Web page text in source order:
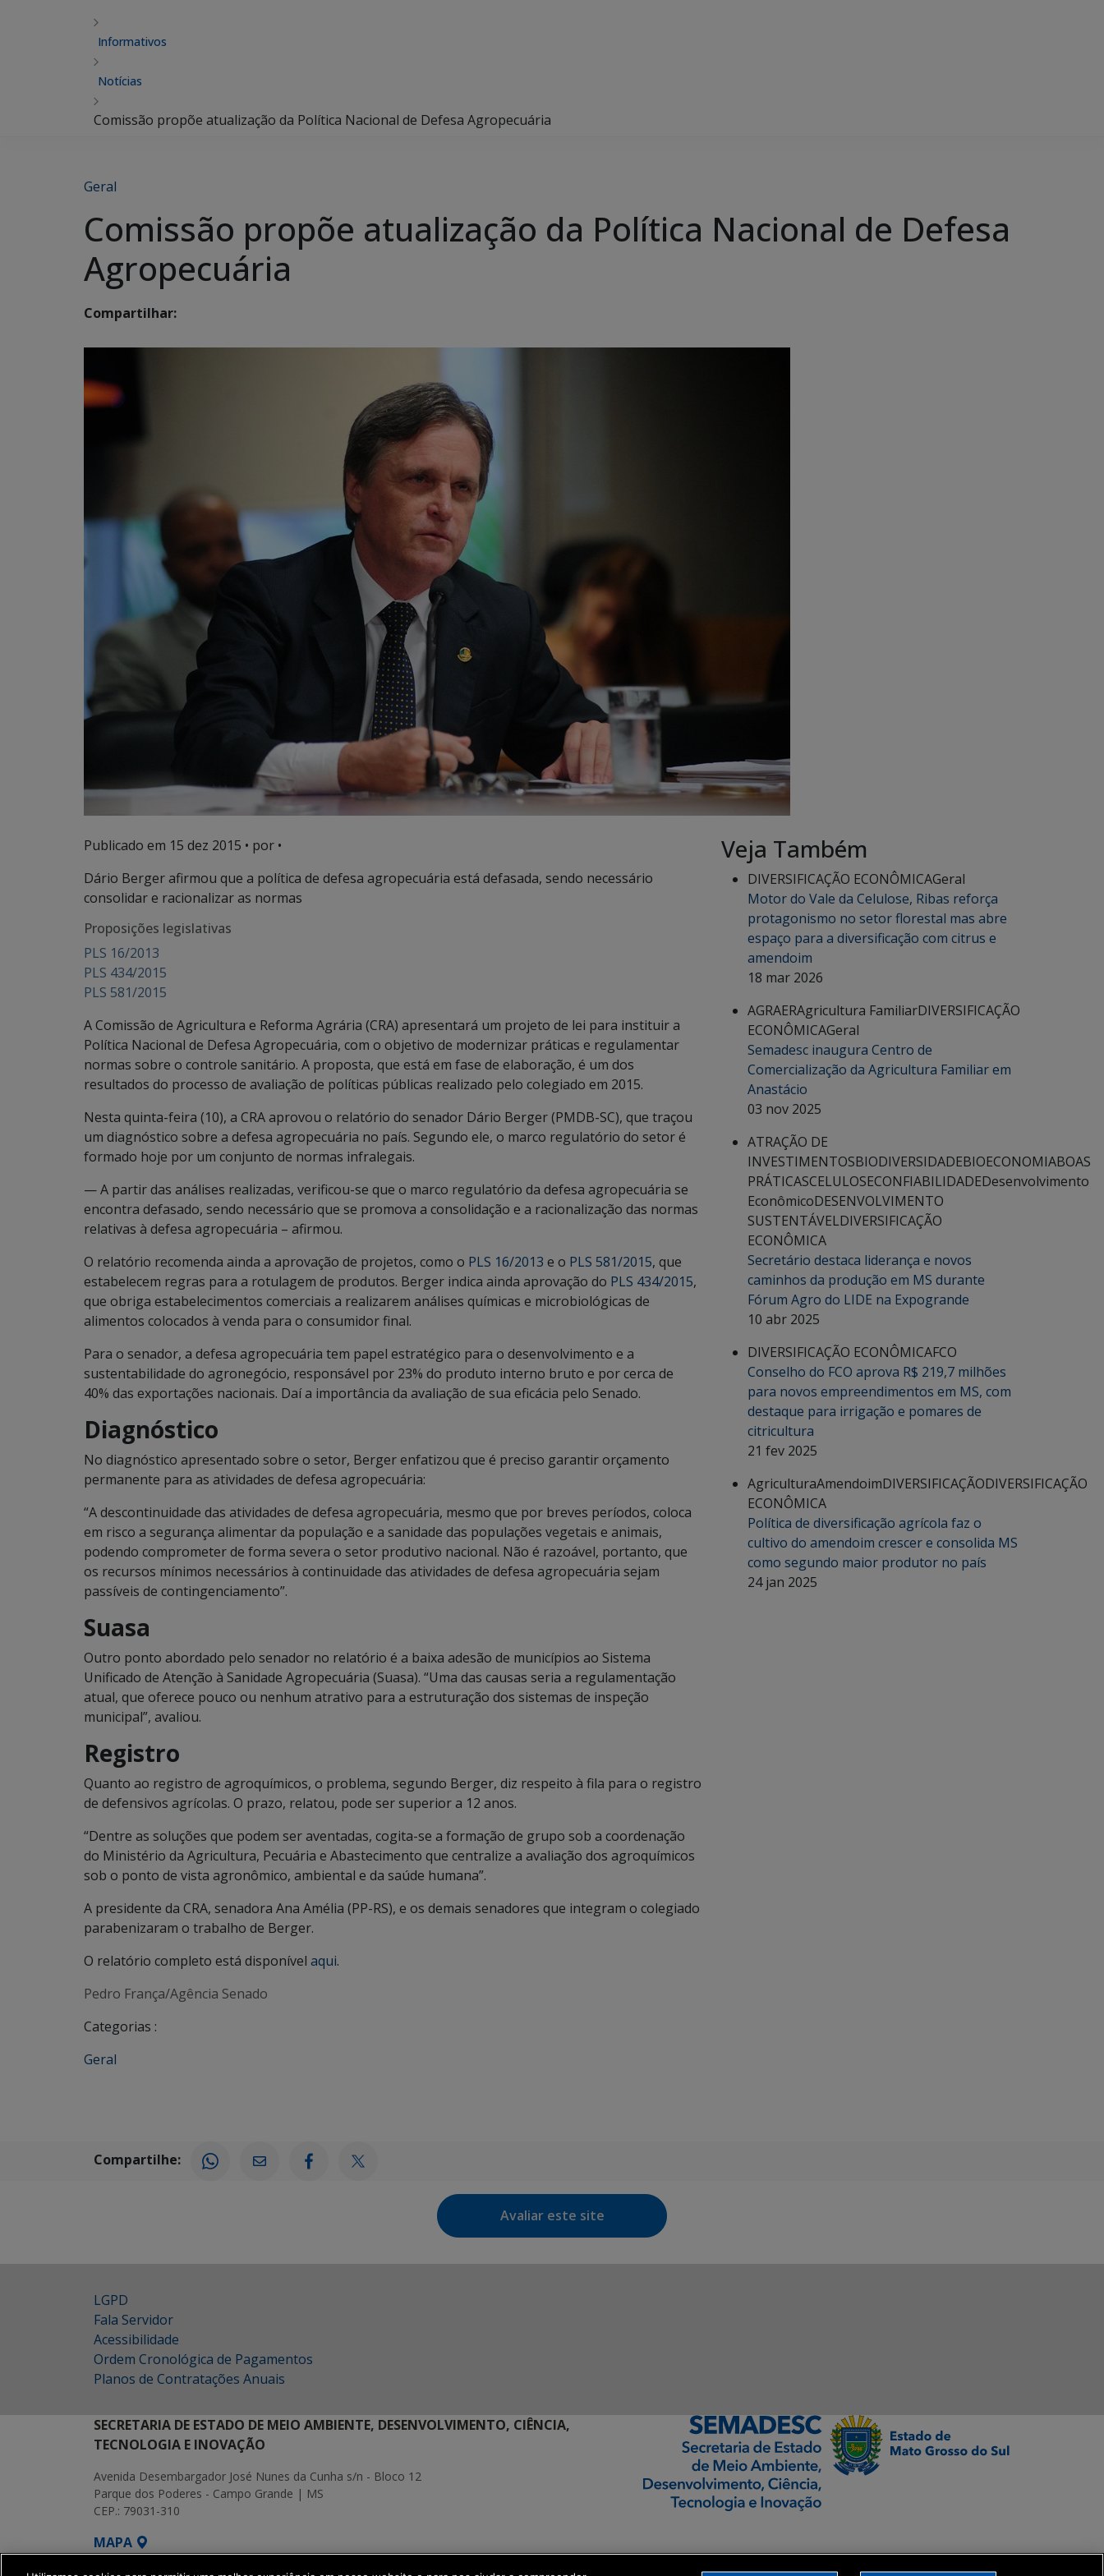
Informativos
Notícias
Comissão propõe atualização da Política Nacional de Defesa Agropecuária
Geral
Comissão propõe atualização da Política Nacional de Defesa
Agropecuária
Compartilhar:
Publicado em 15 dez 2015 • por •
Dário Berger afirmou que a política de defesa agropecuária está defasada, sendo necessário
consolidar e racionalizar as normas
Proposições legislativas
PLS 16/2013
PLS 434/2015
PLS 581/2015
A Comissão de Agricultura e Reforma Agrária (CRA) apresentará um projeto de lei para instituir a
Política Nacional de Defesa Agropecuária, com o objetivo de modernizar práticas e regulamentar
normas sobre o controle sanitário. A proposta, que está em fase de elaboração, é um dos
resultados do processo de avaliação de políticas públicas realizado pelo colegiado em 2015.
Nesta quinta-feira (10), a CRA aprovou o relatório do senador Dário Berger (PMDB-SC), que traçou
um diagnóstico sobre a defesa agropecuária no país. Segundo ele, o marco regulatório do setor é
formado hoje por um conjunto de normas infralegais.
— A partir das análises realizadas, verificou-se que o marco regulatório da defesa agropecuária se
encontra defasado, sendo necessário que se promova a consolidação e a racionalização das normas
relativas à defesa agropecuária – afirmou.
O relatório recomenda ainda a aprovação de projetos, como o PLS 16/2013 e o PLS 581/2015, que
estabelecem regras para a rotulagem de produtos. Berger indica ainda aprovação do PLS 434/2015,
que obriga estabelecimentos comerciais a realizarem análises químicas e microbiológicas de
alimentos colocados à venda para o consumidor final.
Para o senador, a defesa agropecuária tem papel estratégico para o desenvolvimento e a
sustentabilidade do agronegócio, responsável por 23% do produto interno bruto e por cerca de
40% das exportações nacionais. Daí a importância da avaliação de sua eficácia pelo Senado.
Diagnóstico
No diagnóstico apresentado sobre o setor, Berger enfatizou que é preciso garantir orçamento
permanente para as atividades de defesa agropecuária:
“A descontinuidade das atividades de defesa agropecuária, mesmo que por breves períodos, coloca
em risco a segurança alimentar da população e a sanidade das populações vegetais e animais,
podendo comprometer de forma severa o setor produtivo nacional. Não é razoável, portanto, que
os recursos mínimos necessários à continuidade das atividades de defesa agropecuária sejam
passíveis de contingenciamento”.
Suasa
Outro ponto abordado pelo senador no relatório é a baixa adesão de municípios ao Sistema
Unificado de Atenção à Sanidade Agropecuária (Suasa). “Uma das causas seria a regulamentação
atual, que oferece pouco ou nenhum atrativo para a estruturação dos sistemas de inspeção
municipal”, avaliou.
Registro
Quanto ao registro de agroquímicos, o problema, segundo Berger, diz respeito à fila para o registro
de defensivos agrícolas. O prazo, relatou, pode ser superior a 12 anos.
“Dentre as soluções que podem ser aventadas, cogita-se a formação de grupo sob a coordenação
do Ministério da Agricultura, Pecuária e Abastecimento que centralize a avaliação dos agroquímicos
sob o ponto de vista agronômico, ambiental e da saúde humana”.
A presidente da CRA, senadora Ana Amélia (PP-RS), e os demais senadores que integram o colegiado
parabenizaram o trabalho de Berger.
O relatório completo está disponível aqui.
Pedro França/Agência Senado
Categorias :
Geral
Veja Também
DIVERSIFICAÇÃO ECONÔMICAGeral
Motor do Vale da Celulose, Ribas reforça
protagonismo no setor florestal mas abre
espaço para a diversificação com citrus e
amendoim
18 mar 2026
AGRAERAgricultura FamiliarDIVERSIFICAÇÃO
ECONÔMICAGeral
Semadesc inaugura Centro de
Comercialização da Agricultura Familiar em
Anastácio
03 nov 2025
ATRAÇÃO DE
INVESTIMENTOSBIODIVERSIDADEBIOECONOMIABOAS
PRÁTICASCELULOSECONFIABILIDADEDesenvolvimento
EconômicoDESENVOLVIMENTO
SUSTENTÁVELDIVERSIFICAÇÃO
ECONÔMICA
Secretário destaca liderança e novos
caminhos da produção em MS durante
Fórum Agro do LIDE na Expogrande
10 abr 2025
DIVERSIFICAÇÃO ECONÔMICAFCO
Conselho do FCO aprova R$ 219,7 milhões
para novos empreendimentos em MS, com
destaque para irrigação e pomares de
citricultura
21 fev 2025
AgriculturaAmendoimDIVERSIFICAÇÃODIVERSIFICAÇÃO
ECONÔMICA
Política de diversificação agrícola faz o
cultivo do amendoim crescer e consolida MS
como segundo maior produtor no país
24 jan 2025
Compartilhe:
Avaliar este site
LGPD
Fala Servidor
Acessibilidade
Ordem Cronológica de Pagamentos
Planos de Contratações Anuais
SECRETARIA DE ESTADO DE MEIO AMBIENTE, DESENVOLVIMENTO, CIÊNCIA,
TECNOLOGIA E INOVAÇÃO
Avenida Desembargador José Nunes da Cunha s/n - Bloco 12
Parque dos Poderes - Campo Grande | MS
CEP.: 79031-310
MAPA
SETDIG | Secretaria-Executiva de Transformação Digital